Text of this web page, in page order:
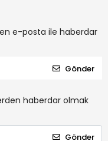
e-posta ile haberdar
Gönder
haberdar olmak
Gönder